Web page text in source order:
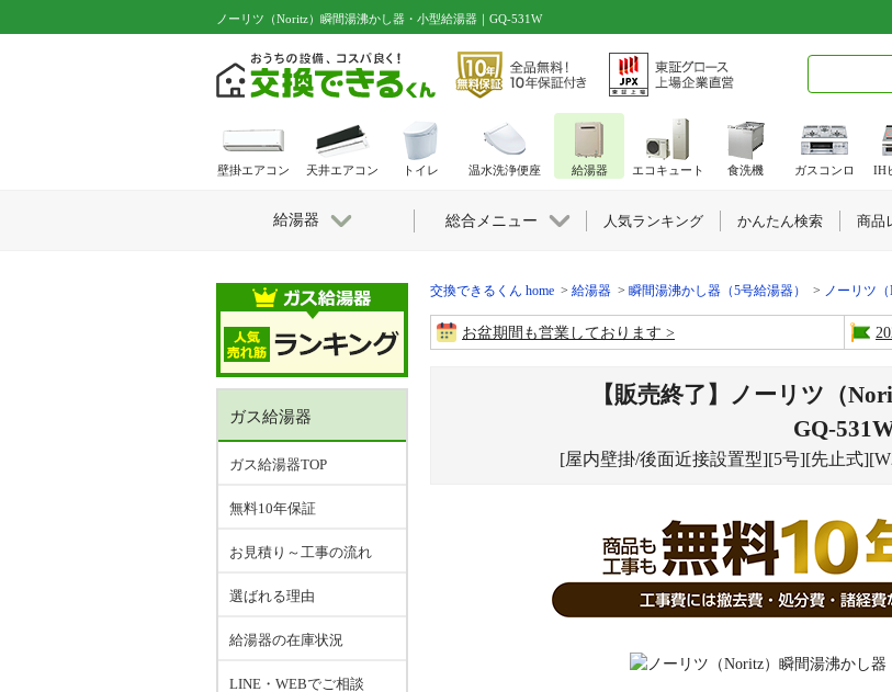
ノーリツ（Noritz）瞬間湯沸かし器・小型給湯器｜GQ-531W
交換できるくん home 給湯器 瞬間湯沸かし器（5号給湯器） ノーリツ
お盆期間も営業しております
【販売終了】ノーリツ（
GQ-
[屋内壁掛/後面近接設置型][5号][先止式
ガス給湯器
ガス給湯器TOP
無料10年保証
お見積り～工事の流れ
選ばれる理由
給湯器の在庫状況
LINE・WEBでご相談
壁掛エアコン 天井エアコン トイレ 温水洗浄便座 給湯器 エコキュート 食洗機 ガスコンロ IH
給湯器 総合メニュー 人気ランキング かんたん検索 商品